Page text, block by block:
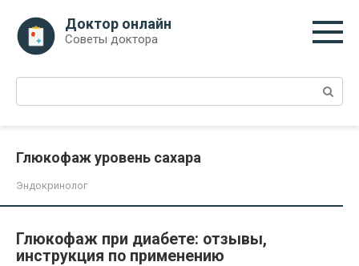
контенту
Доктор онлайн
Советы доктора
Поиск:
Глюкофаж уровень сахара
Эндокринолог
Глюкофаж при диабете: отзывы,
инструкция по применению